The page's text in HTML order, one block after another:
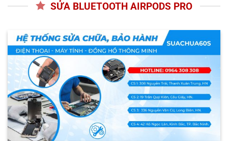
SỬA BLUETOOTH AIRPODS PRO